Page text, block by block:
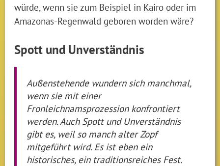
würde, wenn sie zum Beispiel in Kairo oder im
Amazonas-Regenwald geboren worden wäre?
Spott und Unverständnis
Außenstehende wundern sich manchmal,
wenn sie mit einer
Fronleichnamsprozession konfrontiert
werden. Auch Spott und Unverständnis
gibt es, weil so manch alter Zopf
mitgeführt wird. Es ist eben ein
historisches, ein traditionsreiches Fest.